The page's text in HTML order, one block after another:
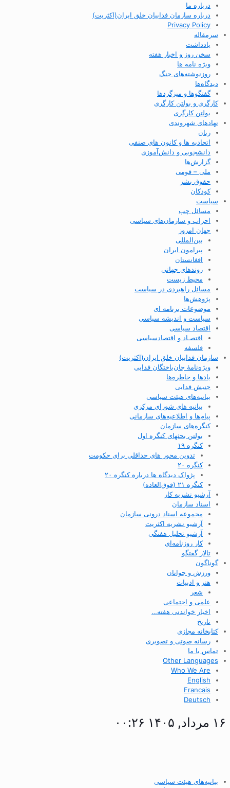
درباره ما
درباره سازمان فداییان خلق ایران(اکثریت)
Privacy Policy
سرمقاله
یادداشت
سخن روز و اخبار هفته
ویژه نامه ها
روزنوشته‌های جنگ
دیدگاه‌ها
گفتگوها و میزگردها
کارگری و بولتن کارگری
بولتن کارگری
نهادهای شهروندی
زنان
اتحادیه ها و کانون های صنفی
دانشجویی و دانش‌آموزی
گزارش‌ها
ملی – قومی
حقوق بشر
کودکان
سیاست
مسائل چپ
احزاب و سازمان‌های سیاسی
جهان امروز
بین‌المللی
پیرامون ایران
افغانستان
روندهای جهانی
محیط زیست
مسائل راهبردی در سیاست
پژوهش‌ها
موضوعات برنامه ای
سیاست و اندیشه سیاسی
اقتصاد سیاسی
اقتصـاد و اقتصاد‌سیاسی
فلسفه
سازمان فداییان خلق ایران(اکثریت)
ویژه‌نامهٔ جان‌باختگان فدایی
یادها و خاطره‌ها
جنبش فدایی
بیانیه‌های هیئت سیاسی
بیانیه های شورای مرکزی
پیام‌ها و اطلاعیه‌های سازمانی
کنگره‌های سازمان
بولتن بحثهای کنگره اول
کنگره ۱۹
تدوین محور های حداقلی برای حکومت
کنگره ۲۰
پژواک دیدگاه ها درباره کنگره ۲۰
کنگره ۲۱ (فوق‌العاده)
آرشیو نشریه کار
اسناد سازمان
مجموعه اسناد درونی سازمان
آرشیو نشریه اکثریت
آرشیو تحلیل هفتگی
کار روزنامه‌ای
تالار گفتگو
گوناگون
ورزش و جوانان
هنر و ادبیات
شعر
علمی و اجتماعی
اخبار خواندنی هفته…
تاریخ
کتابخانه مجازی
رسانه صوتی و تصویری
تماس با ما
Other Languages
Who We Are
English
Francais
Deutsch
۱۶ مرداد, ۱۴۰۵ ۰۰:۲۶
بیانیه‌های هیئت سیاسی